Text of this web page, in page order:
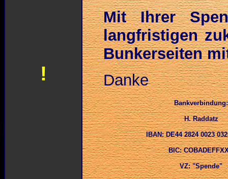
!
Mit Ihrer
langfristigen
Bunkerseiten
Danke
Bankverbindung:
H. Raddatz
IBAN: DE44 2824 0023
BIC:
VZ: "Spende"